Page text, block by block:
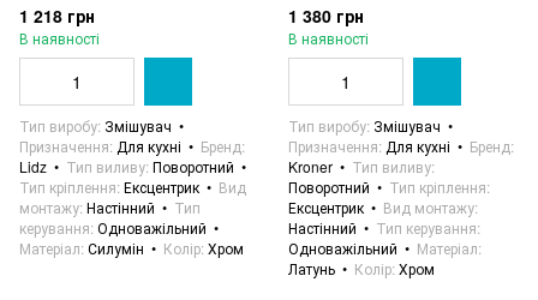
1 218 грн
В наявності
Тип виробу Змішувач
Призначення Для кухні
Бренд
Lidz
Тип виливу Поворотний
Тип кріплення Ексцентрик
Вид
монтажу Настінний
Тип
керування Одноважільний
Матеріал Силумін Колір Хром
1 380 грн
В наявності
Тип виробу Змішувач
Призначення Для кухні
Бренд
Kroner
Тип виливу
Поворотний
Тип кріплення
Ексцентрик
Вид монтажу
Настінний
Тип керування
Одноважільний
Матеріал
Латунь
Колір Хром